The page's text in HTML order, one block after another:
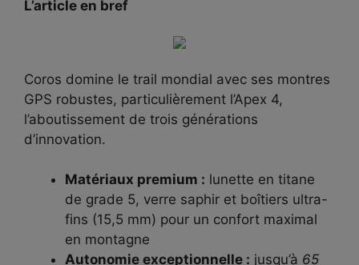
L’article en bref
Coros domine le trail mondial avec ses montres
GPS robustes, particulièrement l’Apex 4,
l’aboutissement de trois générations
d’innovation.
Matériaux premium : lunette en titane
de grade 5, verre saphir et boîtiers ultra-
fins (15,5 mm) pour un confort maximal
en montagne
Autonomie exceptionnelle : jusqu’à 65